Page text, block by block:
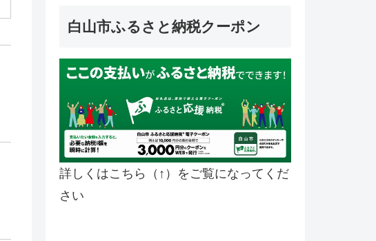
白山市ふるさと納税クーポン
詳しくはこちら（↑）をご覧になってくだ
さい